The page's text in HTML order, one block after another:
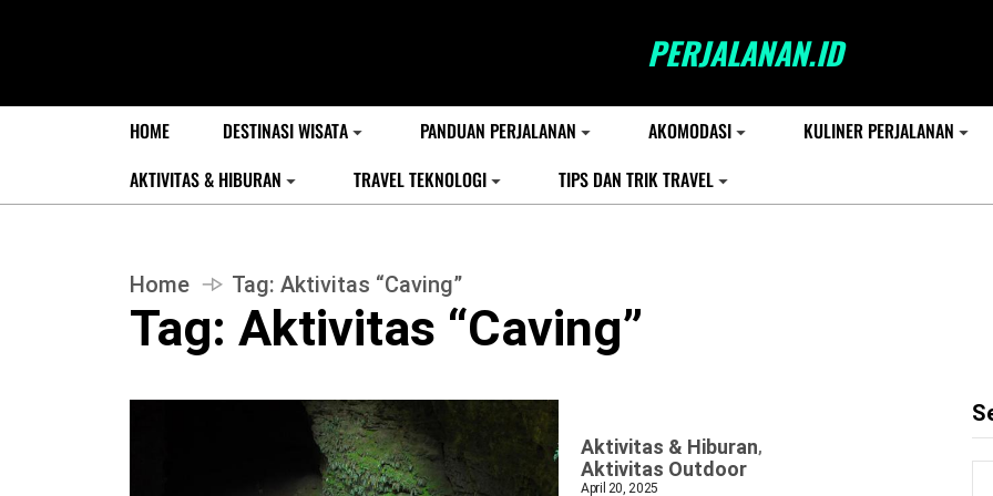
PERJALANAN.ID
HOME DESTINASI WISATA PANDUAN PERJALANAN AKOMODASI
KULINER PERJALANAN
AKTIVITAS & HIBURAN
TRAVEL TEKNOLOGI TIPS DAN TRIK TRAVEL
Home Tag: Aktivitas “Caving”
Tag: Aktivitas “Caving”
Aktivitas & Hiburan
Aktivitas Outdoor
April 20, 2025